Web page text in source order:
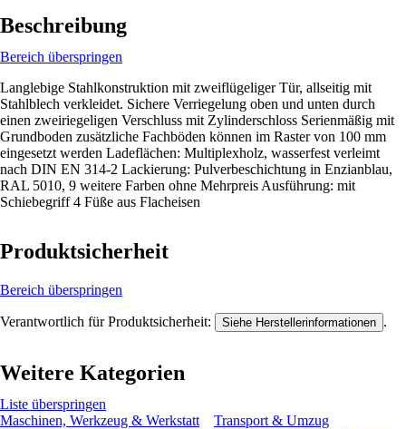
Beschreibung
Bereich überspringen
Langlebige Stahlkonstruktion mit zweiflügeliger Tür, allseitig mit
Stahlblech verkleidet. Sichere Verriegelung oben und unten durch
einen zweiriegeligen Verschluss mit Zylinderschloss Serienmäßig mit
Grundboden zusätzliche Fachböden können im Raster von 100 mm
eingesetzt werden Ladeflächen: Multiplexholz, wasserfest verleimt
nach DIN EN 314-2 Lackierung: Pulverbeschichtung in Enzianblau,
RAL 5010, 9 weitere Farben ohne Mehrpreis Ausführung: mit
Schiebegriff 4 Füße aus Flacheisen
Produktsicherheit
Bereich überspringen
Verantwortlich für Produktsicherheit: Siehe Herstellerinformationen .
Weitere Kategorien
Liste überspringen
Maschinen, Werkzeug & Werkstatt
Transport & Umzug